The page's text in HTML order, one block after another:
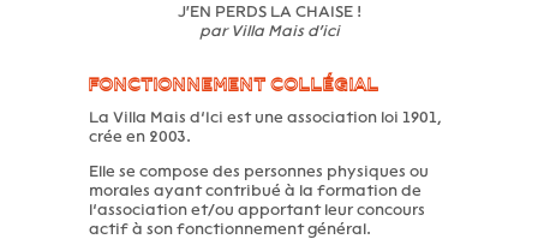
J'EN PERDS LA CHAISE !
par Villa Mais d'ici
FONCTIONNEMENT COLLÉGIAL
La Villa Mais d’Ici est une association loi 1901,
crée en 2003.
Elle se compose des personnes physiques ou
morales ayant contribué à la formation de
l’association et/ou apportant leur concours
actif à son fonctionnement général.